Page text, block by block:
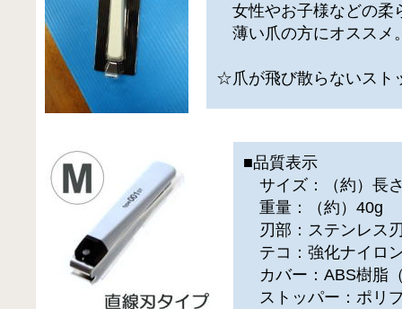
女性やお子様などの柔
薄い爪の方にオススメ
☆爪が飛び散らないスト
■品質表示
サイズ：（約）長
重量：（約）40g
刃部：ステンレス
テコ：強化ナイロ
カバー：ABS樹脂
ストッパー：ポリ